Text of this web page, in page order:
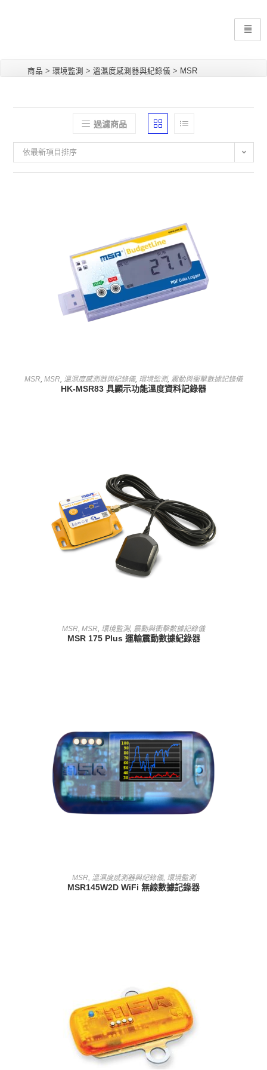
商品 > 環境監測 > 溫濕度感測器與紀錄儀 > MSR
過濾商品
依最新項目排序
查看內容
MSR, MSR, 溫濕度感測器與紀錄儀, 環境監測, 震動與衝擊數據記錄儀
HK-MSR83 具顯示功能溫度資料記錄器
查看內容
MSR MSR 環境監測, 震動與衝擊數據記錄儀
MSR 175 Plus 運輸震動數據紀錄器
查看內容
MSR, 溫濕度感測器與紀錄儀, 環境監測
MSR145W2D WiFi 無線數據記錄器